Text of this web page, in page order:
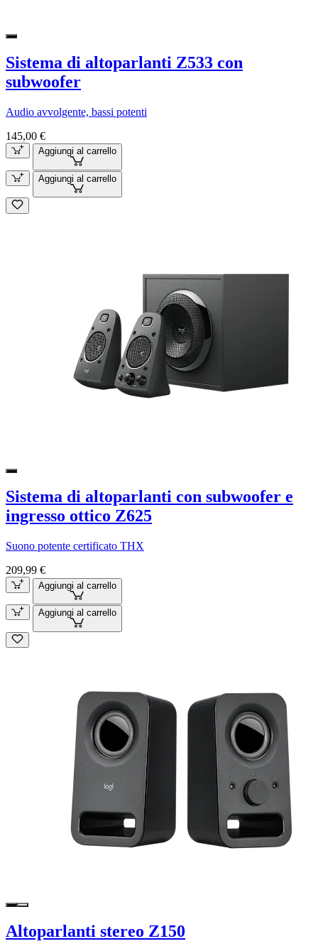
Sistema di altoparlanti Z533 con
subwoofer
Audio avvolgente, bassi potenti
145,00 €
Aggiungi al carrello
Aggiungi al carrello
Sistema di altoparlanti con subwoofer e
ingresso ottico Z625
Suono potente certificato THX
209,99 €
Aggiungi al carrello
Aggiungi al carrello
Altoparlanti stereo Z150